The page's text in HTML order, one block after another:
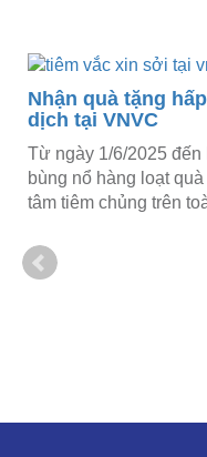
Nhận quà tặng
dịch tại VNVC
Từ ngày 1/6/2025 đến
bùng nổ hàng loạt
tâm tiêm chủng trên